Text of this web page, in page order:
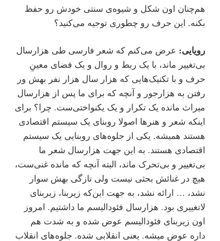
هم‌چنان اون شکل و شیوه‌ی سنتی خودش رو حفظ
بکنه. این حرف رو چطوری توجیه می‌کنید؟
رویایی: عرض می‌کنم که شعر فارسی طی هزارسال
بی‌تغییر ماند، با یک ربط و روال و یک فضای معینِ
حرف و با تکنیک‌هایی که هزار سال هزار نفر بهش ور
رفتن به هزار‌جور و آنچه که برای ما پس از هزار‌سال
میراث مانده یک تکرار و یک یکنواختی‌ست. چرا؟ برای
اینکه شعر و هنر‌ها اصولا روبنای یک سیستم اقتصادی
هستند همیشه. یکی از جلوه‌های روبنایی یک سیستم
اقتصادی هستند. به این جهت هزارسال شعر ما
بی‌تغییر و بی‌تحرک ماند، البته آنچه که مانده غنی‌ست،
هیچ در غنائش بحثی نیست ولی تازگی بهش سوار
نشد، … ارائه نشد، به جهت این‌که زیر‌بنا، زیربنای
لاتغییری بود. هزارسال فئودالیسم ما داشتیم. امروز
اون زیربنای فئودالیسم عوض شده و به شدت هم
داره عوض میشه. یعنی انقلابی شده. جلوه‌های انقلاب